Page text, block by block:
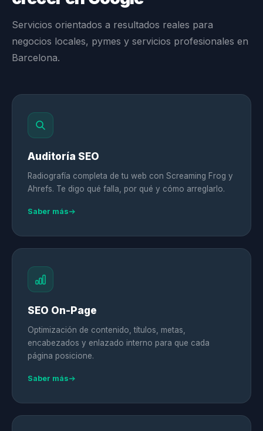
Servicios orientados a resultados reales para
negocios locales, pymes y servicios profesionales en
Barcelona.
Auditoría SEO
Radiografía completa de tu web con Screaming Frog y
Ahrefs. Te digo qué falla, por qué y cómo arreglarlo.
Saber más
SEO On-Page
Optimización de contenido, títulos, metas,
encabezados y enlazado interno para que cada
página posicione.
Saber más